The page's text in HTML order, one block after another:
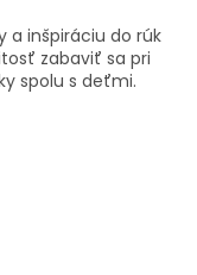
a inšpiráciu do rúk
zabaviť sa pri
spolu s deťmi.